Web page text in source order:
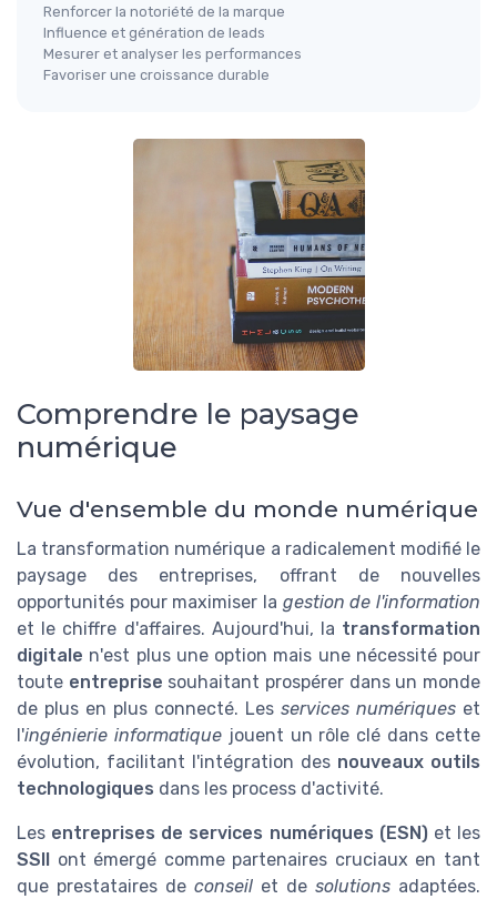
Renforcer la notoriété de la marque
Influence et génération de leads
Mesurer et analyser les performances
Favoriser une croissance durable
Comprendre le paysage
numérique
Vue d'ensemble du monde numérique
La transformation numérique a radicalement modifié le
paysage des entreprises, offrant de nouvelles
opportunités pour maximiser la gestion de l'information
et le chiffre d'affaires. Aujourd'hui, la transformation
digitale n'est plus une option mais une nécessité pour
toute entreprise souhaitant prospérer dans un monde
de plus en plus connecté. Les services numériques et
l'ingénierie informatiquejouent un rôle clé dans cette
évolution, facilitant l'intégration des nouveaux outils
technologiques dans les process d'activité.
Les entreprises de services numériques (ESN)et les
SSII ont émergé comme partenaires cruciaux en tant
que prestataires de conseil et de solutions adaptées.